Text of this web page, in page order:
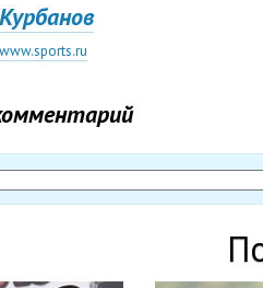
www.sports.ru